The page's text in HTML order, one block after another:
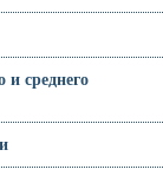
среднего